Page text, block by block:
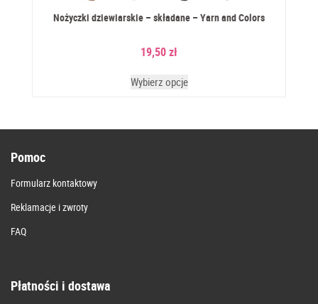
Nożyczki dziewiarskie – składane – Yarn and Colors
19,50zł
Wybierz opcje
Pomoc
Formularz kontaktowy
Reklamacje i zwroty
FAQ
Płatności i dostawa